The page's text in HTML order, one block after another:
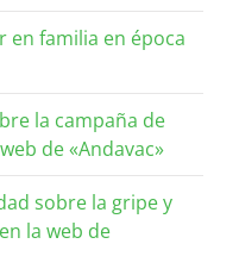
en familia en época
la campaña de
de «Andavac»
sobre la gripe y
la web de